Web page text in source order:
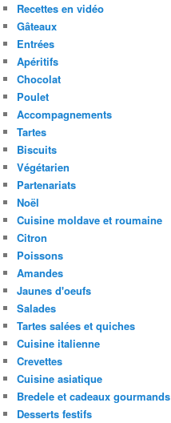
Recettes en vidéo
Gâteaux
Entrées
Apéritifs
Chocolat
Poulet
Accompagnements
Tartes
Biscuits
Végétarien
Partenariats
Noël
Cuisine moldave et roumaine
Citron
Poissons
Amandes
Jaunes d'oeufs
Salades
Tartes salées et quiches
Cuisine italienne
Crevettes
Cuisine asiatique
Bredele et cadeaux gourmands
Desserts festifs